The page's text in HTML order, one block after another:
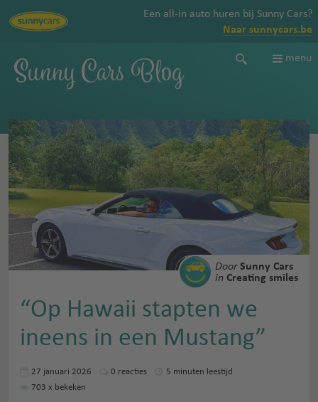
Een all-in auto huren bij Sunny Cars?
Naar sunnycars.be
Sunny Cars Blog menu
DoorSunny Cars
in Creating smiles
“Op Hawaii stapten we
ineens in een Mustang”
27 januari 2026 0 reacties
5 minuten leestijd
703 x bekeken